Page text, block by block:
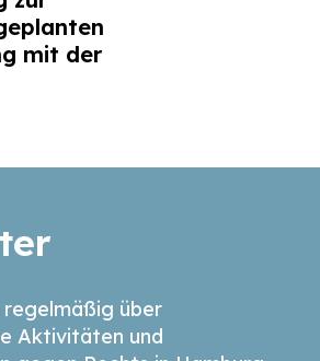
mit der
über
Aktivitäten und